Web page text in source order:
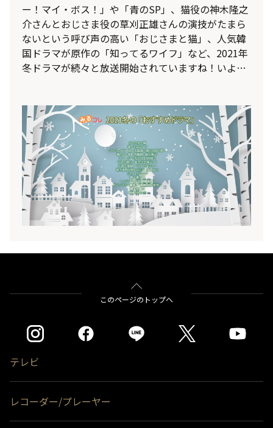
ー！マイ・ボス！」や「青のSP」、猫役の神木隆之
介さんとおじさま役の草刈正雄さんの演技がたまら
ないという呼び声の高い「おじさまと猫」、人気韓
国ドラマが原作の「知ってるワイフ」など、2021年
冬ドラマが続々と放送開始されていますね！いよい
い!!」や、綾瀬はるかさんと高橋一生さんによる入
れ替え劇が必見な「天国と地獄」、ホラー好きの期
待度が高い「君と世界が終わる日に Season1」など
が放送開始となります。そこで今回も、レグザの
「おすすめドラマ」で自動録画される、2021年冬の
おすすめのドラマ群をご紹介しちゃいます♪
このページのトップへ
テレビ
レコーダー/プレーヤー